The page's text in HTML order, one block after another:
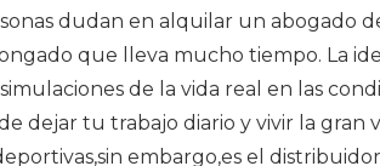
dudan en alquilar un abogado
que lleva mucho tiempo. La
de la vida real en las
dejar tu trabajo diario y vivir la gran
embargo,es el